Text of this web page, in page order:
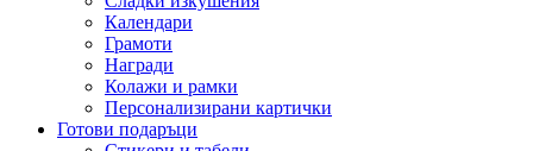
Календари
Грамоти
Награди
Колажи и рамки
Персонализирани картички
Готови подаръци